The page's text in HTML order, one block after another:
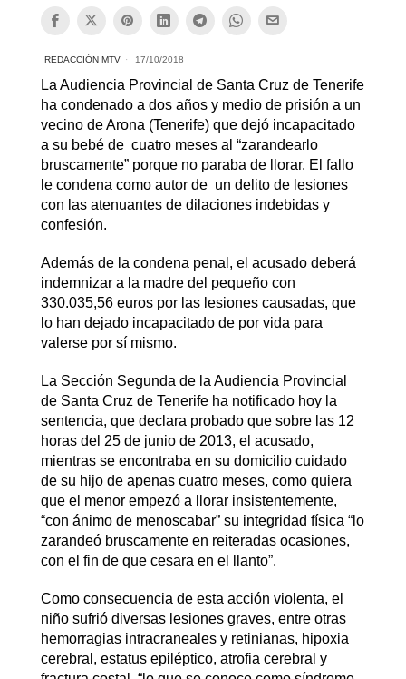
REDACCIÓN MTV 17/10/2018
La Audiencia Provincial de Santa Cruz de Tenerife
ha condenado a dos años y medio de prisión a un
vecino de Arona (Tenerife) que dejó incapacitado
a su bebé de cuatro meses al “zarandearlo
bruscamente” porque no paraba de llorar. El fallo
le condena como autor de un delito de lesiones
con las atenuantes de dilaciones indebidas y
confesión.
Además de la condena penal, el acusado deberá
indemnizar a la madre del pequeño con
330.035,56 euros por las lesiones causadas, que
lo han dejado incapacitado de por vida para
valerse por sí mismo.
La Sección Segunda de la Audiencia Provincial
de Santa Cruz de Tenerife ha notificado hoy la
sentencia, que declara probado que sobre las 12
horas del 25 de junio de 2013, el acusado,
mientras se encontraba en su domicilio cuidado
de su hijo de apenas cuatro meses, como quiera
que el menor empezó a llorar insistentemente,
“con ánimo de menoscabar” su integridad física “lo
zarandeó bruscamente en reiteradas ocasiones,
con el fin de que cesara en el llanto”.
Como consecuencia de esta acción violenta, el
niño sufrió diversas lesiones graves, entre otras
hemorragias intracraneales y retinianas, hipoxia
cerebral, estatus epiléptico, atrofia cerebral y